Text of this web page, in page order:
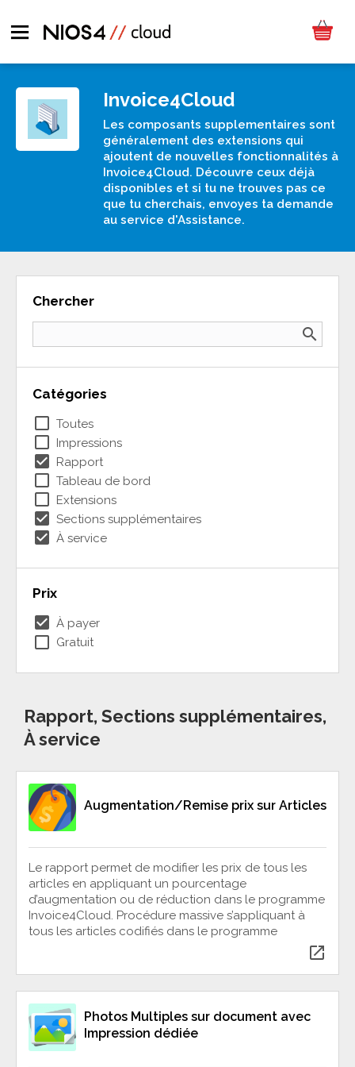
Invoice4Cloud
Les composants supplementaires sont
généralement des extensions qui
ajoutent de nouvelles fonctionnalités à
Invoice4Cloud. Découvre ceux déjà
disponibles et si tu ne trouves pas ce
que tu cherchais, envoyes ta demande
au service d'Assistance.
Chercher
search
Catégories
check_box_outline_blank Toutes
check_box_outline_blank Impressions
check_box Rapport
check_box_outline_blank Tableau de bord
check_box_outline_blank Extensions
check_box Sections supplémentaires
check_box À service
Prix
check_box À payer
check_box_outline_blank Gratuit
Rapport, Sections supplémentaires,
À service
Augmentation/Remise prix sur Articles
Le rapport permet de modifier les prix de tous les
articles en appliquant un pourcentage
d’augmentation ou de réduction dans le programme
Invoice4Cloud. Procédure massive s’appliquant à
tous les articles codifiés dans le programme
open_in_new
Photos Multiples sur document avec
Impression dédiée